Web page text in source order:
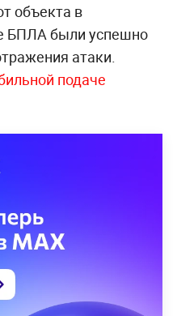
объекта в
БПЛА были успешно
атаки.
подаче